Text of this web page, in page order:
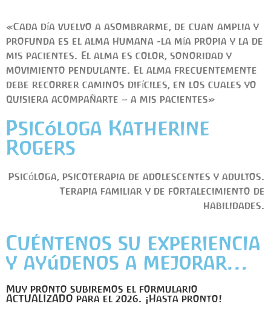
«Cada día vuelvo a asombrarme, de cuan amplia y
profunda es el alma humana -la mía propia y la de
mis pacientes. El alma es color, sonoridad y
movimiento pendulante. El alma frecuentemente
debe recorrer caminos difíciles, en los cuales yo
quisiera acompañarte – a mis pacientes»
Psicóloga Katherine
Rogers
Psicóloga, psicoterapia de adolescentes y adultos.
Terapia familiar y de fortalecimiento de
habilidades.
Cuéntenos su experiencia
y ayúdenos a mejorar...
Muy pronto subiremos el formulario
ACTUALIZADO para el 2026. ¡Hasta pronto!